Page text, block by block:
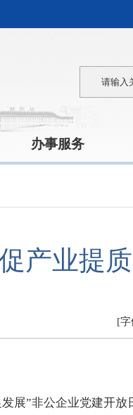
办事服务
产业提质
[字
”非公企业党建开放